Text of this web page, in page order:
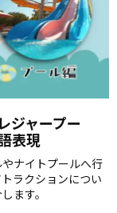
ジャープー
表現
ナイトプールへ行
ラクションについ
ます。